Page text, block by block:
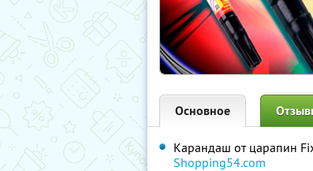
Основное
Карандаш от царапин
Shopping54.com